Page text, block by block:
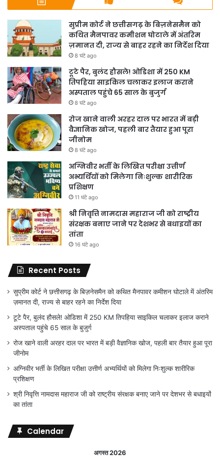
सुप्रीम कोर्ट ने छत्तीसगढ़ के बिज़नेसमैन को
कथित मैनपावर कमीशन घोटाले में अंतरिम
ज़मानत दी, राज्य से बाहर रहने का निर्देश दिया
8 घंटे ago
टूटे पैर, बुलंद हौसले! ओडिशा में 250 KM
तिपहिया साइकिल चलाकर इलाज कराने
अस्पताल पहुंचे 65 साल के बुजुर्ग
8 घंटे ago
रोज खाने वाली अरहर दाल पर भारत में बड़ी
वैज्ञानिक खोज, पहली बार तैयार हुआ पूरा
जीनोम
8 घंटे ago
अग्निवीर भर्ती के लिखित परीक्षा उत्तीर्ण
अभ्यर्थियों को मिलेगा निःशुल्क शारीरिक
प्रशिक्षण
11 घंटे ago
श्री निवृत्ति नामदास महाराज जी को राष्ट्रीय
संरक्षक बनाए जाने पर देशभर से बधाइयों का
तांता
16 घंटे ago
Recent Posts
सुप्रीम कोर्ट ने छत्तीसगढ़ के बिज़नेसमैन को कथित मैनपावर कमीशन घोटाले में अंतरिम
ज़मानत दी, राज्य से बाहर रहने का निर्देश दिया
टूटे पैर, बुलंद हौसले! ओडिशा में 250 KM तिपहिया साइकिल चलाकर इलाज कराने
अस्पताल पहुंचे 65 साल के बुजुर्ग
रोज खाने वाली अरहर दाल पर भारत में बड़ी वैज्ञानिक खोज, पहली बार तैयार हुआ पूरा
जीनोम
अग्निवीर भर्ती के लिखित परीक्षा उत्तीर्ण अभ्यर्थियों को मिलेगा निःशुल्क शारीरिक
प्रशिक्षण
श्री निवृत्ति नामदास महाराज जी को राष्ट्रीय संरक्षक बनाए जाने पर देशभर से बधाइयों
का तांता
Calendar
अगस्त 2026